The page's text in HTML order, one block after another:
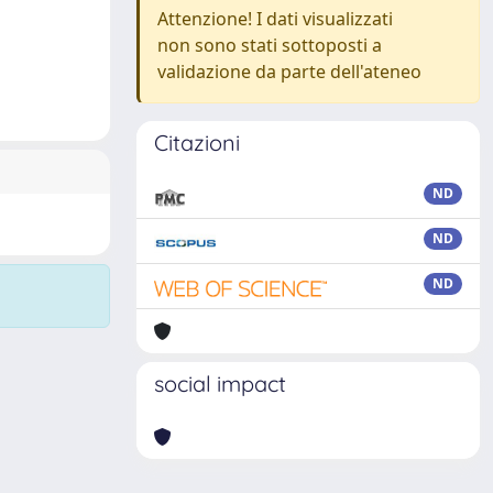
Attenzione! I dati visualizzati
non sono stati sottoposti a
validazione da parte dell'ateneo
Citazioni
ND
ND
ND
social impact